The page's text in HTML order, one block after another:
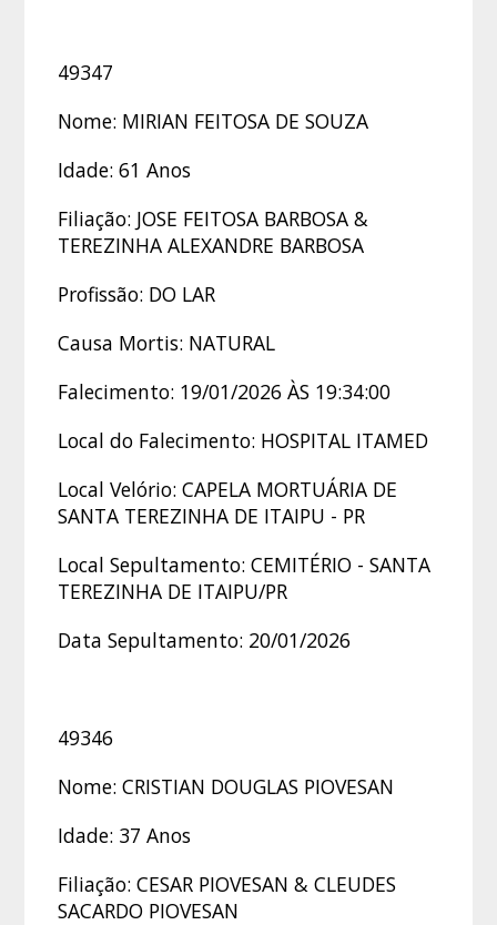
49347
Nome: MIRIAN FEITOSA DE SOUZA
Idade: 61 Anos
Filiação: JOSE FEITOSA BARBOSA &
TEREZINHA ALEXANDRE BARBOSA
Profissão: DO LAR
Causa Mortis: NATURAL
Falecimento: 19/01/2026 ÀS 19:34:00
Local do Falecimento: HOSPITAL ITAMED
Local Velório: CAPELA MORTUÁRIA DE
SANTA TEREZINHA DE ITAIPU - PR
Local Sepultamento: CEMITÉRIO - SANTA
TEREZINHA DE ITAIPU/PR
Data Sepultamento: 20/01/2026
49346
Nome: CRISTIAN DOUGLAS PIOVESAN
Idade: 37 Anos
Filiação: CESAR PIOVESAN & CLEUDES
SACARDO PIOVESAN